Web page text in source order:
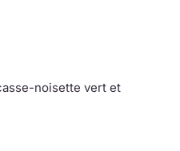
noisette vert et